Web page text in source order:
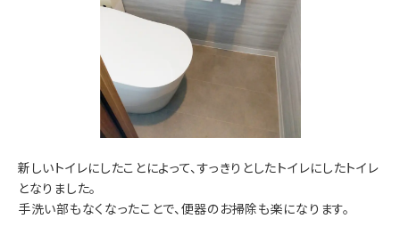
新しいトイレにしたことによって、すっきりとしたトイレにしたトイレ
となりました。
手洗い部もなくなったことで、便器のお掃除も楽になります。